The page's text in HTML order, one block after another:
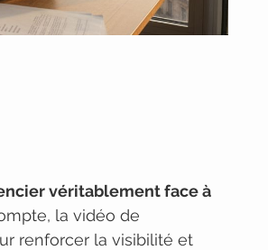
véritablement face à
la vidéo de
renforcer la visibilité et